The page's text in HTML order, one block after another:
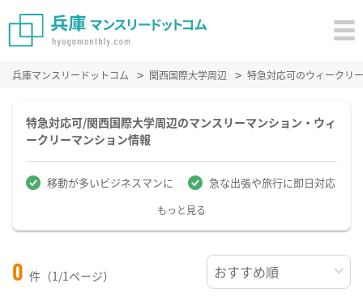
兵庫マンスリードットコム 関西国際大学周辺 特急対応可のウィークリ
特急対応可/関西国際大学周辺のマンスリーマンション・ウィ
ークリーマンション情報
移動が多いビジネスマンに 急な出張や旅行に即日対応
もっと見る
0 件（1/1ページ）